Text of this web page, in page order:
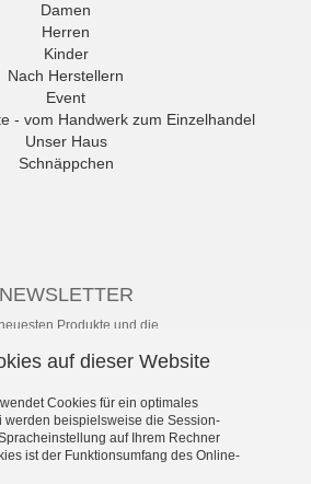
Andrea Conti
ANWR
anwr Schuh
ANXXXX
Apple of Eden
Ara
Mehr
Damen
Herren
Kinder
Nach Herstellern
Event
- vom Handwerk zum Einzelhandel
Unser Haus
Schnäppchen
NEWSLETTER
Produkte und die
nichts mehr verpasst.
Abonnieren
auf dieser Website
Cookies für ein optimales
werden beispielsweise die Session-
auf Ihrem Rechner
ist der Funktionsumfang des Online-